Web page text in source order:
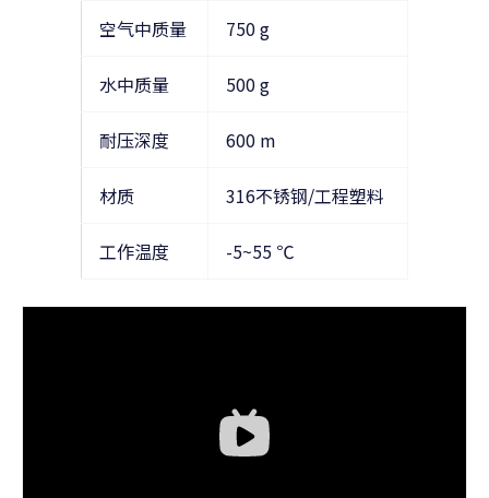
空气中质量 750 g
水中质量 500 g
耐压深度 600 m
材质 316不锈钢/工程塑料
工作温度 -5~55 ℃